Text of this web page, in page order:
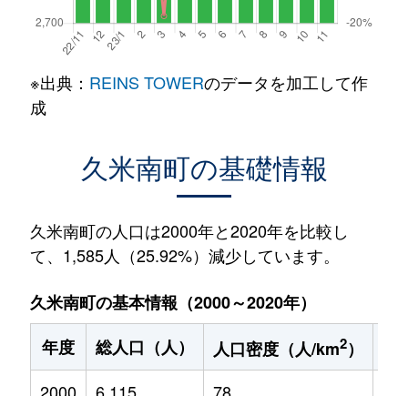
※出典： REINS TOWERのデータを加工して作
成
久米南町の基礎情報
久米南町の人口は2000年と2020年を比較し
て、1,585人（25.92%）減少しています。
久米南町の基本情報（2000～2020年）
年度
総人口（人） 人口密度（人/km2）
2000
6,115 78